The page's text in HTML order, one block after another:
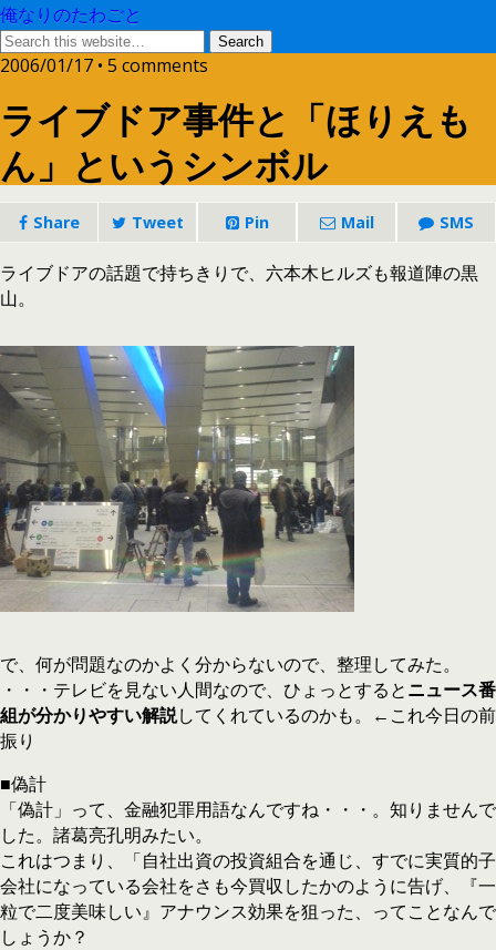
俺なりのたわごと
2006/01/17 • 5 comments
ライブドア事件と「ほりえも
ん」というシンボル
Share Tweet Pin Mail SMS
ライブドアの話題で持ちきりで、六本木ヒルズも報道陣の黒
山。
で、何が問題なのかよく分からないので、整理してみた。
・・・テレビを見ない人間なので、ひょっとするとニュース番
組が分かりやすい解説してくれているのかも。←これ今日の前
振り
■偽計
「偽計」って、金融犯罪用語なんですね・・・。知りませんで
した。諸葛亮孔明みたい。
これはつまり、「自社出資の投資組合を通じ、すでに実質的子
会社になっている会社をさも今買収したかのように告げ、『一
粒で二度美味しい』アナウンス効果を狙った、ってことなんで
しょうか？